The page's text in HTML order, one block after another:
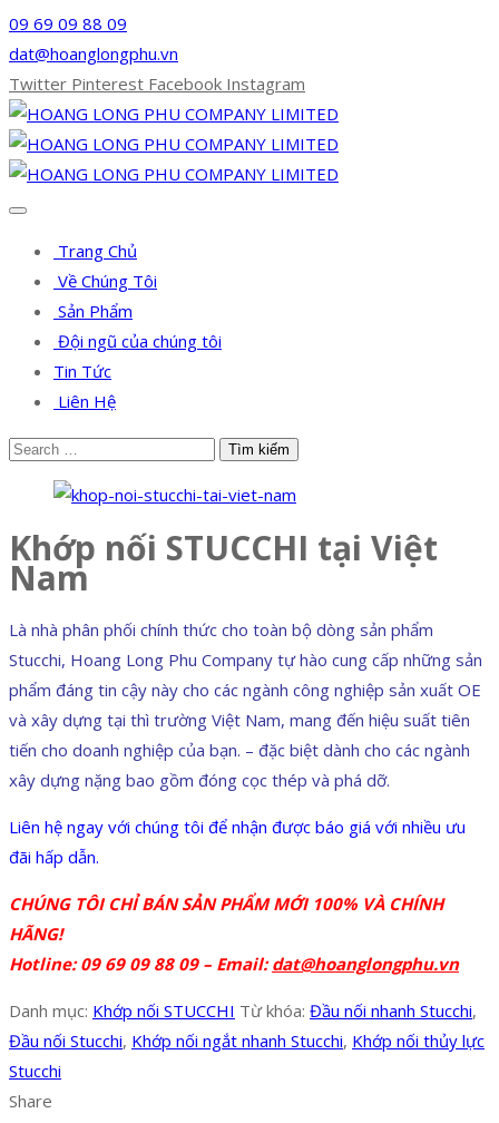
09 69 09 88 09
dat@hoanglongphu.vn
Twitter Pinterest Facebook Instagram
Trang Chủ
Về Chúng Tôi
Sản Phẩm
Đội ngũ của chúng tôi
Tin Tức
Liên Hệ
Khớp nối STUCCHI tại Việt
Nam
Là nhà phân phối chính thức cho toàn bộ dòng sản phẩm
Stucchi, Hoang Long Phu Company tự hào cung cấp những sản
phẩm đáng tin cậy này cho các ngành công nghiệp sản xuất OE
và xây dựng tại thì trường Việt Nam, mang đến hiệu suất tiên
tiến cho doanh nghiệp của bạn. – đặc biệt dành cho các ngành
xây dựng nặng bao gồm đóng cọc thép và phá dỡ.
Liên hệ ngay với chúng tôi để nhận được báo giá với nhiều ưu
đãi hấp dẫn.
CHÚNG TÔI CHỈ BÁN SẢN PHẨM MỚI 100% VÀ CHÍNH
HÃNG!
Hotline: 09 69 09 88 09 – Email:dat@hoanglongphu.vn
Danh mục: Khớp nối STUCCHI Từ khóa: Đầu nối nhanh Stucchi,
Đầu nối Stucchi, Khớp nối ngắt nhanh Stucchi, Khớp nối thủy lực
Stucchi
Share